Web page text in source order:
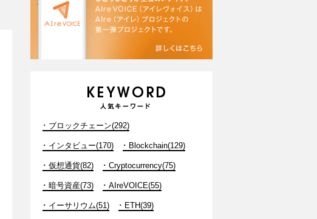
ブロックチェーン(292)
インタビュー(170) Blockchain(129)
仮想通貨(82) Cryptocurrency(75)
暗号資産(73) AIreVOICE(55)
イーサリウム(51) ETH(39)